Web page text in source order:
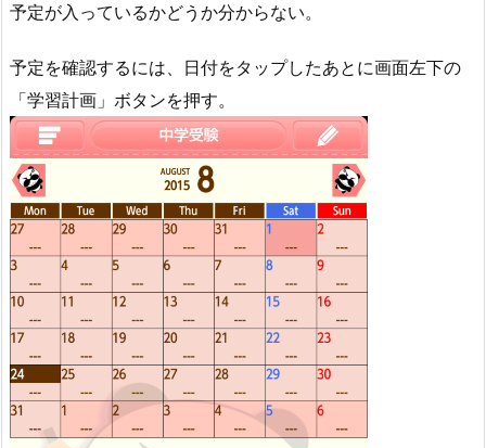
予定が入っているかどうか分からない。
予定を確認するには、日付をタップしたあとに画面左下の
「学習計画」ボタンを押す。